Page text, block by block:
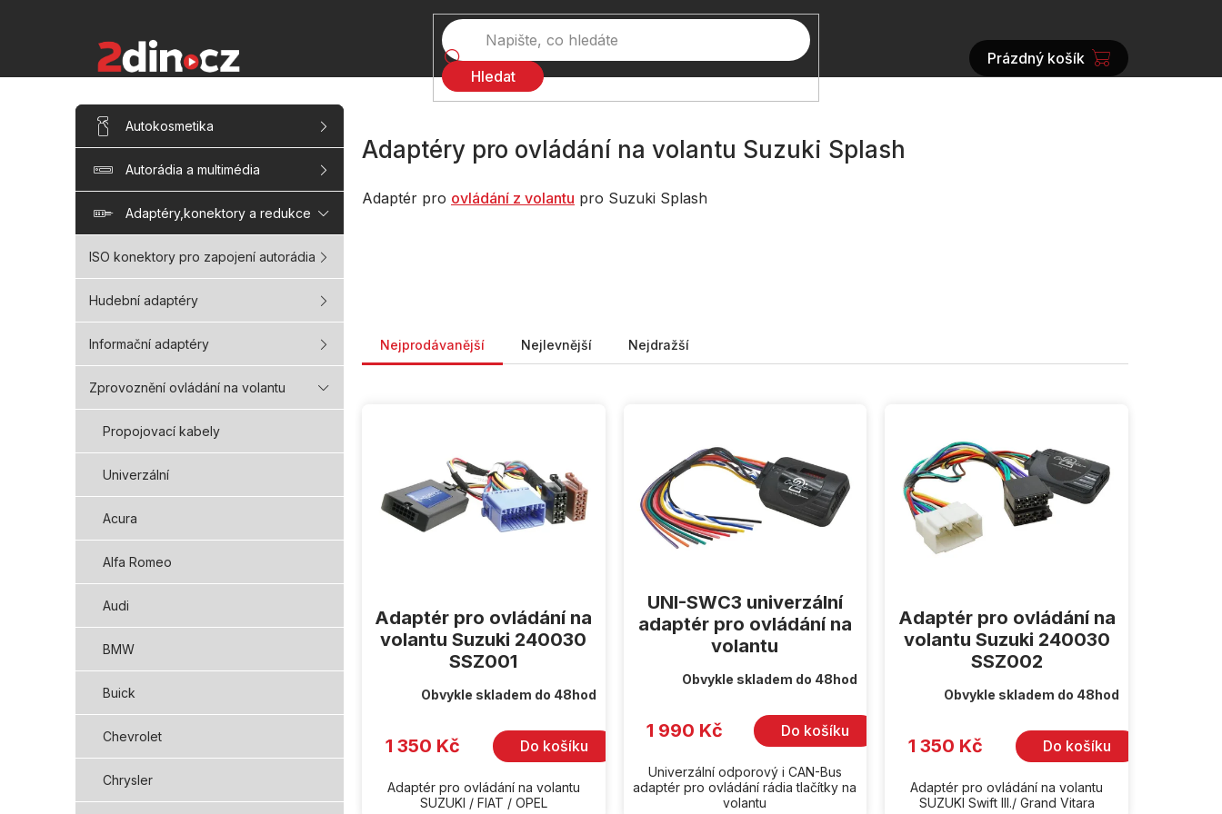
Hledat
NÁKUPNÍ
Prázdný košík
P
s
r
n
í
l
Přeskočit
kategorieAutokosmetika
Autorádia a multimédia
Adaptéry,konektory a redukce
ISO konektory pro zapojení autorádia
Hudební adaptéry
Informační adaptéry
Zprovoznění ovládání na volantu
Propojovací kabely
Univerzální
Acura
Alfa Romeo
Audi
BMW
Buick
Chevrolet
Chrysler
Adaptéry pro ovládání na volantu Suzuki Splash
Adaptér pro ovládání z volantu pro Suzuki Splash
Nejprodávanější Nejlevnější Nejdražší
Adaptér pro ovládání na
volantu Suzuki 240030
SSZ001
Obvykle skladem do 48hod
1 350 Kč Do košíku
Adaptér pro ovládání na volantu
SUZUKI / FIAT / OPEL
UNI-SWC3 univerzální
adaptér pro ovládání na
volantu
Obvykle skladem do 48hod
1 990 Kč Do košíku
Univerzální odporový i CAN-Bus
adaptér pro ovládání rádia tlačítky na
volantu
Adaptér pro ovládání na
volantu Suzuki 240030
SSZ002
Obvykle skladem do 48hod
1 350 Kč Do košíku
Adaptér pro ovládání na volantu
SUZUKI Swift III./ Grand Vitara